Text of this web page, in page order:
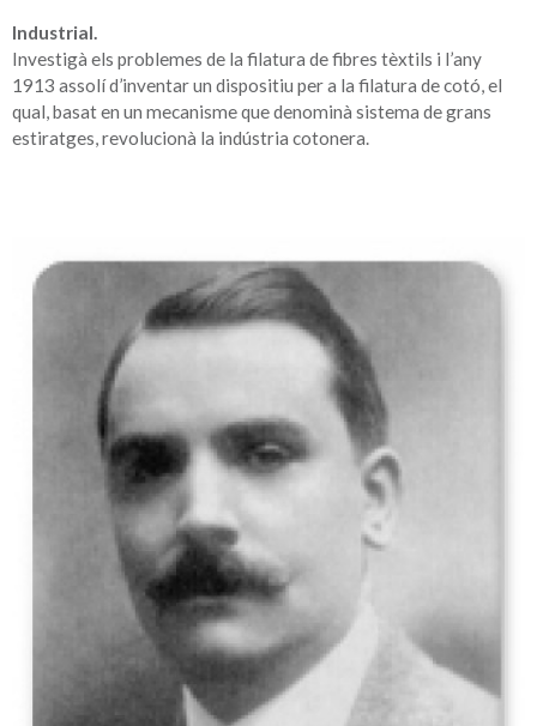
Industrial.
Investigà els problemes de la filatura de fibres tèxtils i l’any
1913 assolí d’inventar un dispositiu per a la filatura de cotó, el
qual, basat en un mecanisme que denominà sistema de grans
estiratges, revolucionà la indústria cotonera.